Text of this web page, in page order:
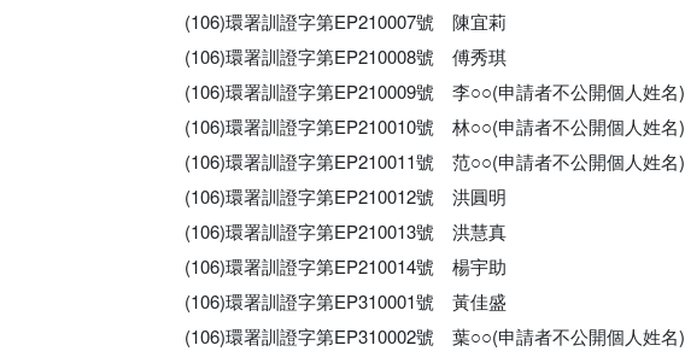
(106)環署訓證字第EP210007號 陳宜莉
(106)環署訓證字第EP210008號 傅秀琪
(106)環署訓證字第EP210009號 李○○(申請者不公開個人姓名)
(106)環署訓證字第EP210010號 林○○(申請者不公開個人姓名)
(106)環署訓證字第EP210011號 范○○(申請者不公開個人姓名)
(106)環署訓證字第EP210012號 洪圓明
(106)環署訓證字第EP210013號 洪慧真
(106)環署訓證字第EP210014號 楊宇助
(106)環署訓證字第EP310001號 黃佳盛
(106)環署訓證字第EP310002號 葉○○(申請者不公開個人姓名)